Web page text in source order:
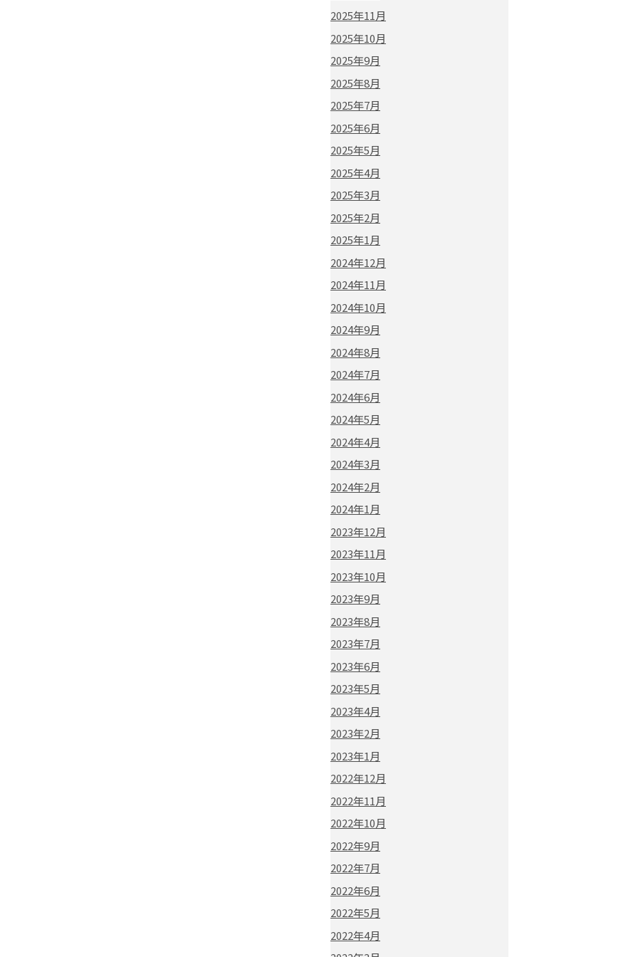
2025年11月
2025年10月
2025年9月
2025年8月
2025年7月
2025年6月
2025年5月
2025年4月
2025年3月
2025年2月
2025年1月
2024年12月
2024年11月
2024年10月
2024年9月
2024年8月
2024年7月
2024年6月
2024年5月
2024年4月
2024年3月
2024年2月
2024年1月
2023年12月
2023年11月
2023年10月
2023年9月
2023年8月
2023年7月
2023年6月
2023年5月
2023年4月
2023年2月
2023年1月
2022年12月
2022年11月
2022年10月
2022年9月
2022年7月
2022年6月
2022年5月
2022年4月